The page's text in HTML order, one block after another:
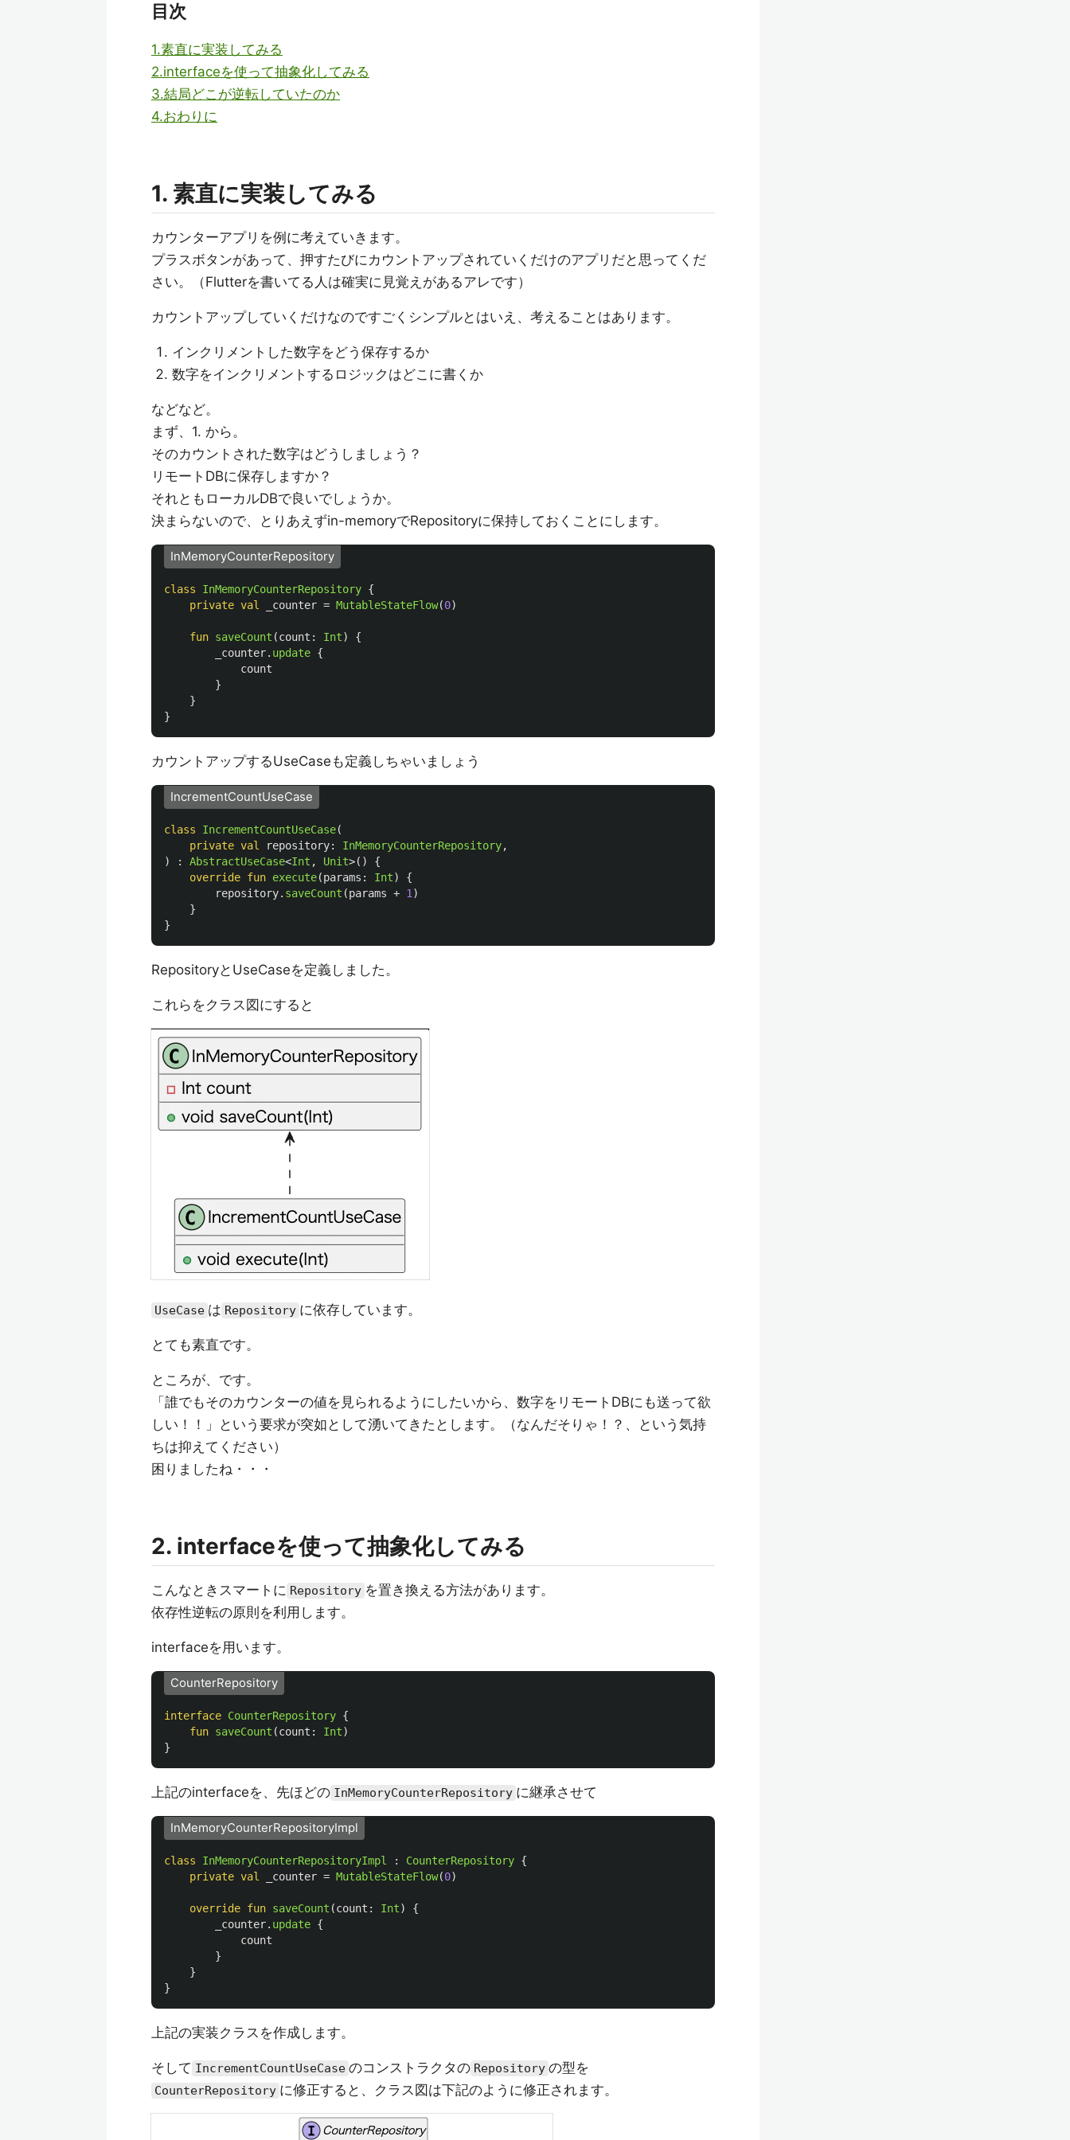
目次
1.素直に実装してみる
2.interfaceを使って抽象化してみる
3.結局どこが逆転していたのか
4.おわりに
1. 素直に実装してみる
カウンターアプリを例に考えていきます。
プラスボタンがあって、押すたびにカウントアップされていくだけのアプリだと思ってくだ
さい。（Flutterを書いてる人は確実に見覚えがあるアレです）
カウントアップしていくだけなのですごくシンプルとはいえ、考えることはあります。
インクリメントした数字をどう保存するか
数字をインクリメントするロジックはどこに書くか
などなど。
まず、1. から。
そのカウントされた数字はどうしましょう？
リモートDBに保存しますか？
それともローカルDBで良いでしょうか。
決まらないので、とりあえずin-memoryでRepositoryに保持しておくことにします。
InMemoryCounterRepository
class InMemoryCounterRepository {
private val _counter = MutableStateFlow(0)
fun saveCount (count : Int)
{
_counter. update {
count
}
}
}
カウントアップするUseCaseも定義しちゃいましょう
IncrementCountUseCase
class IncrementCountUseCase(
private val repository: InMemoryCounterRepository,
)
: AbstractUseCase<Int , Unit>()
{
override fun execute(params : Int)
{
repository. saveCount (params + 1 )
}
}
RepositoryとUseCaseを定義しました。
これらをクラス図にすると
UseCase は Repository に依存しています。
とても素直です。
ところが、です。
「誰でもそのカウンターの値を見られるようにしたいから、数字をリモートDBにも送って欲
しい！！」という要求が突如として湧いてきたとします。（なんだそりゃ！？、という気持
ちは抑えてください）
困りましたね・・・
2. interfaceを使って抽象化してみる
こんなときスマートに Repository を置き換える方法があります。
依存性逆転の原則を利用します。
interfaceを用います。
CounterRepository
interface CounterRepository {
fun saveCount (count : Int)
}
上記のinterfaceを、先ほどの InMemoryCounterRepository に継承させて
InMemoryCounterRepositoryImpl
class InMemoryCounterRepositoryImpl : CounterRepository {
private val _counter = MutableStateFlow(0)
override fun saveCount (count : Int)
{
_counter. update {
count
}
}
}
上記の実装クラスを作成します。
そして IncrementCountUseCase のコンストラクタの Repository の型を
CounterRepository に修正すると、クラス図は下記のように修正されます。